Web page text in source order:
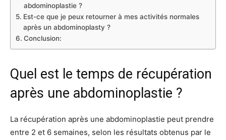
abdominoplastie ?
Est-ce que je peux retourner à mes activités normales
après un abdominoplasty ?
Conclusion:
Quel est le temps de récupération
après une abdominoplastie ?
La récupération après une abdominoplastie peut prendre
entre 2 et 6 semaines, selon les résultats obtenus par le